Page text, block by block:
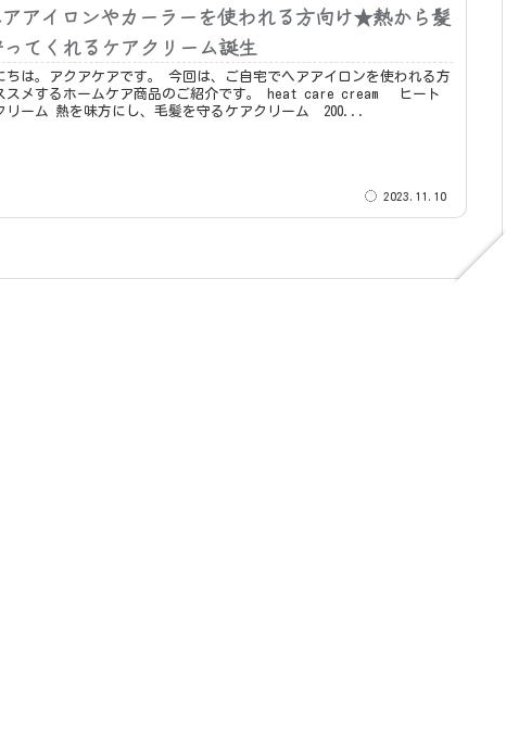
アイロンやカーラーを使われる方向け★熱から髪
ってくれるケアクリーム誕生
クアケアです。 今回は、ご自宅でヘアアイロンを使われる方
するホームケア商品のご紹介です。 heat care cream ヒート
ケアクリーム 熱を味方にし、毛髪を守るケアクリーム 200...
2023.11.10